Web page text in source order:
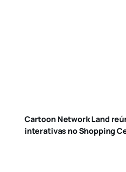
Cartoon Network Land
interativas no Shopping